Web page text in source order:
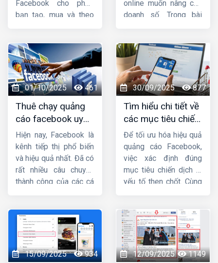
Facebook cho phép
bạn tạo, mua và theo
sẽ cung cấp cho bạn
cách vào trình quản
lý quảng cáo trên
Facebookbằng điện
thoại, máy tính một
cách nhanh chóng.
online muốn nâng cao
doanh số. Trong bài
hiểu
những lưu ý khi
chạy quảng cáo
facebooknhé !
01/10/2025
461
Thuê chạy quảng
cáo facebook uy
tín, chuyên nghiệp,
hiệu quả ở đâu ?
Hiện nay, Facebook là
kênh tiếp thị phổ biến
và hiệu quả nhất. Đã có
rất nhiều câu chuyện
thành công của các cá
lợi hại này. Facebook
luôn mở ra những cơ
hội bất tận cho tất cả
mọi người biết nắm bắt
30/09/2025 877
Tìm hiểu chi tiết về
các mục tiêu chiến
dịch quảng cáo
facebook
Để tối ưu hóa hiệu quả
quảng cáo Facebook,
việc xác định đúng
mục tiêu chiến dịch là
yếu tố then chốt. Cùng
tiêu chiến dịch quảng
cáo facebooktrong
bài viết này.
15/09/2025
934 12/09/2025 1149